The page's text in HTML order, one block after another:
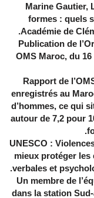
16)- Marine
formes : quels
Académie de
17)- Publication de
OMS Maroc, du
18)- Rapport de
enregistrés au
d’hommes, ce qui
autour de 7,2 pour
19)-UNESCO :
mieux protéger les
verbales et
20)-Un membre de
dans la station